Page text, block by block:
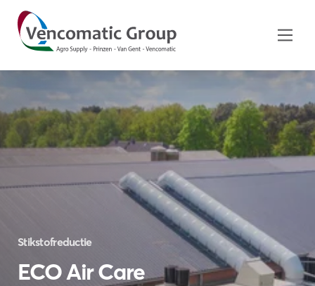
Stikstofreductie
ECO Air Care